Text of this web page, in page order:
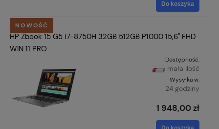
Do koszyka
HP Zbook 15 G5 i7-8750H 32GB 512GB P1000 15,6" FHD
WIN 11 PRO
Dostępność:
mała ilość
Wysyłka w:
24 godziny
1 948,00 zł
NOWOŚĆ